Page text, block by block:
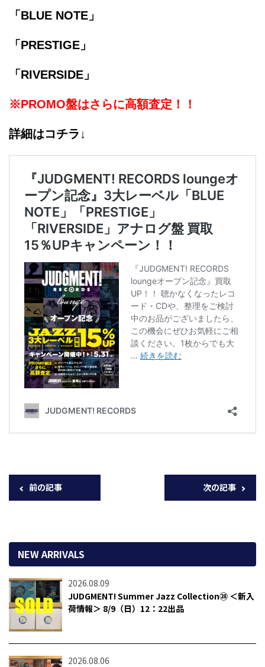
「BLUE NOTE」
「PRESTIGE」
「RIVERSIDE」
※PROMO盤はさらに高額査定！！
詳細はコチラ↓
前の記事 次の記事
NEW ARRIVALS
2026.08.09
JUDGMENT! Summer Jazz Collection㉘ ＜新入
荷情報＞ 8/9（日）12：22出品
2026.08.06